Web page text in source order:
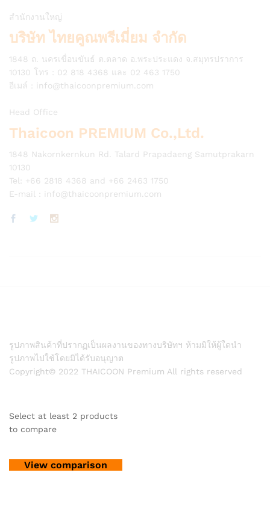
สำนักงานใหญ่
บริษัท ไทยคูณพรีเมี่ยม จำกัด
1848 ถ. นครเขื่อนขันธ์ ต.ตลาด อ.พระประแดง จ.สมุทรปราการ
10130 โทร : 02 818 4368 และ 02 463 1750
อีเมล์ : info@thaicoonpremium.com
Head Office
Thaicoon PREMIUM Co.,Ltd.
1848 Nakornkernkun Rd. Talard Prapadaeng Samutprakarn
10130
Tel: +66 2818 4368 and +66 2463 1750
E-mail : info@thaicoonpremium.com
รูปภาพสินค้าที่ปรากฏเป็นผลงานของทางบริษัทฯ ห้ามมิให้ผู้ใดนำ
รูปภาพไปใช้โดยมิได้รับอนุญาต
Copyright© 2022 THAICOON Premium All rights reserved
Select at least 2 products
to compare
View comparison